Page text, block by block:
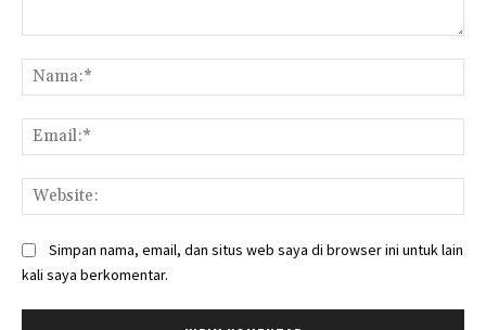
Simpan nama, email, dan situs web saya di browser ini untuk lain
kali saya berkomentar.